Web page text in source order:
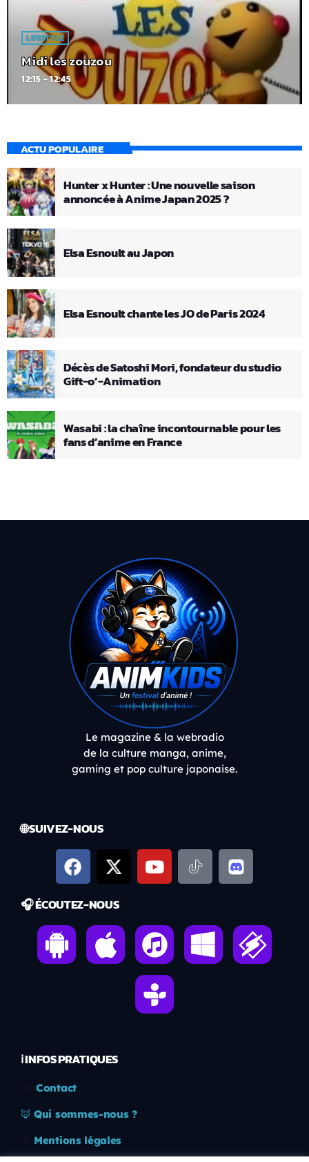
LIFESTYLE
Midi les zouzou
12:15 - 12:45
ACTU POPULAIRE
Hunter x Hunter : Une nouvelle saison
annoncée à Anime Japan 2025 ?
Elsa Esnoult au Japon
Elsa Esnoult chante les JO de Paris 2024
Décès de Satoshi Mori, fondateur du studio
Gift-o’-Animation
Wasabi : la chaîne incontournable pour les
fans d’anime en France
Le magazine & la webradio
de la culture manga, anime,
gaming et pop culture japonaise.
🌐 SUIVEZ-NOUS
🎧 ÉCOUTEZ-NOUS
ℹ️ INFOS PRATIQUES
Contact
🦊 Qui sommes-nous ?
Mentions légales